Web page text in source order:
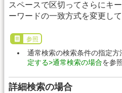
スペースで区切ってさらにキ
ーワードの一致方式を変更して
参照
通常検索の検索条件の指定方
定する>通常検索の場合を参
詳細検索の場合